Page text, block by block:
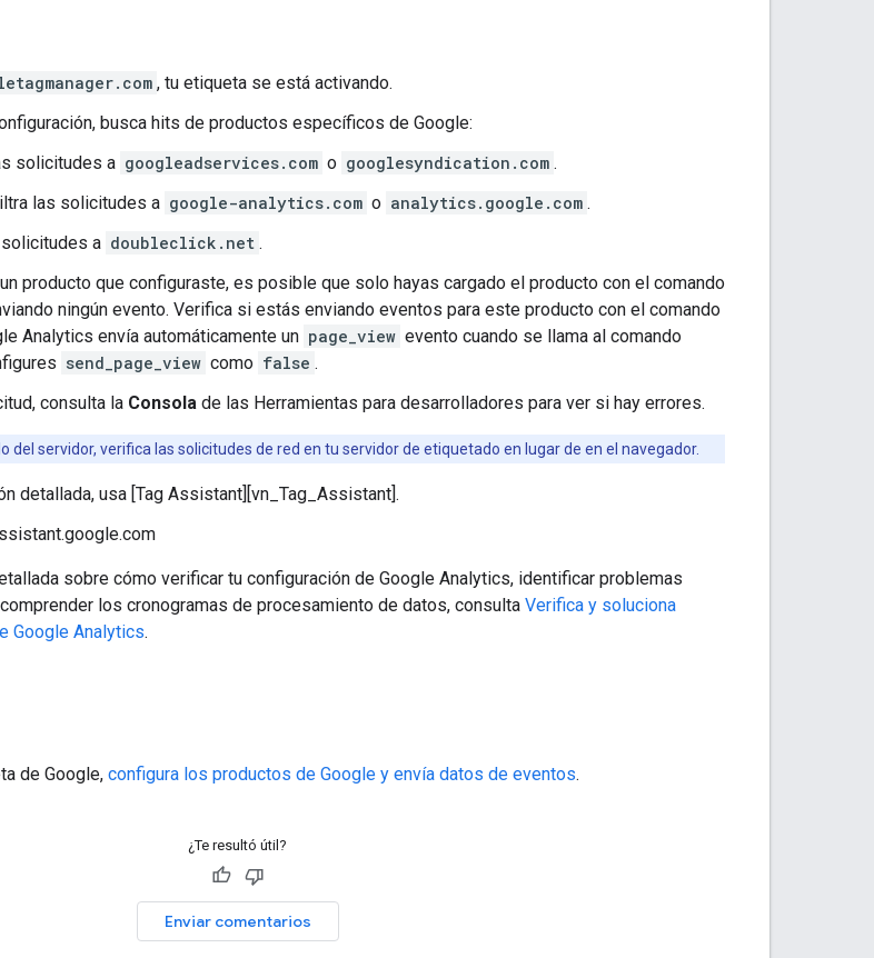
, tu etiqueta se está activando.
busca hits de productos específicos de Google:
solicitudes a googleadservices.com o googlesyndication.com .
las solicitudes a google-analytics.com o analytics.google.com .
a doubleclick.net .
producto que configuraste, es posible que solo hayas cargado el producto con el comando
ningún evento. Verifica si estás enviando eventos para este producto con el comando
Analytics envía automáticamente un page_view evento cuando se llama al comando
send_page_view como false .
consulta la Consola de las Herramientas para desarrolladores para ver si hay errores.
del servidor, verifica las solicitudes de red en tu servidor de etiquetado en lugar de en el navegador.
detallada, usa [Tag Assistant][vn_Tag_Assistant].
sobre cómo verificar tu configuración de Google Analytics, identificar problemas
comprender los cronogramas de procesamiento de datos, consulta Verifica y soluciona
Google Analytics.
de Google, configura los productos de Google y envía datos de eventos.
¿Te resultó útil?
Enviar comentarios